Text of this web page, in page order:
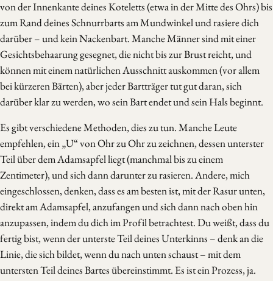
von der Innenkante deines Koteletts (etwa in der Mitte des Ohrs) bis
zum Rand deines Schnurrbarts am Mundwinkel und rasiere dich
darüber – und kein Nackenbart. Manche Männer sind mit einer
Gesichtsbehaarung gesegnet, die nicht bis zur Brust reicht, und
können mit einem natürlichen Ausschnitt auskommen (vor allem
bei kürzeren Bärten), aber jeder Bartträger tut gut daran, sich
darüber klar zu werden, wo sein Bart endet und sein Hals beginnt.
Es gibt verschiedene Methoden, dies zu tun. Manche Leute
empfehlen, ein „U“ von Ohr zu Ohr zu zeichnen, dessen unterster
Teil über dem Adamsapfel liegt (manchmal bis zu einem
Zentimeter), und sich dann darunter zu rasieren. Andere, mich
eingeschlossen, denken, dass es am besten ist, mit der Rasur unten,
direkt am Adamsapfel, anzufangen und sich dann nach oben hin
anzupassen, indem du dich im Profil betrachtest. Du weißt, dass du
fertig bist, wenn der unterste Teil deines Unterkinns – denk an die
Linie, die sich bildet, wenn du nach unten schaust – mit dem
untersten Teil deines Bartes übereinstimmt. Es ist ein Prozess, ja.